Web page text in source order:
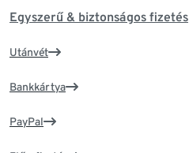
Egyszerű & biztonságos fizetés
Utánvét
Bankkártya
PayPal